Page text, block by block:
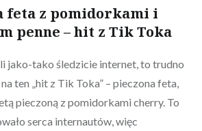
feta z pomidorkami i
penne – hit z Tik Toka
jako-tako śledzicie internet, to trudno
ten „hit z Tik Toka” – pieczona feta,
pieczoną z pomidorkami cherry. To
serca internautów, więc